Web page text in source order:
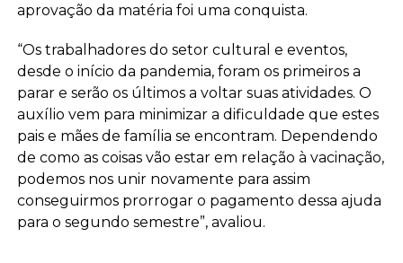
aprovação da matéria foi uma conquista.
“Os trabalhadores do setor cultural e eventos,
desde o início da pandemia, foram os primeiros a
parar e serão os últimos a voltar suas atividades. O
auxílio vem para minimizar a dificuldade que estes
pais e mães de família se encontram. Dependendo
de como as coisas vão estar em relação à vacinação,
podemos nos unir novamente para assim
conseguirmos prorrogar o pagamento dessa ajuda
para o segundo semestre”, avaliou.